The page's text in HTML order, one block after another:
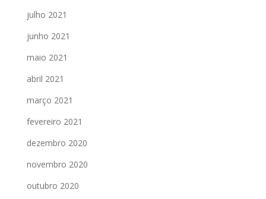
julho 2021
junho 2021
maio 2021
abril 2021
março 2021
fevereiro 2021
dezembro 2020
novembro 2020
outubro 2020